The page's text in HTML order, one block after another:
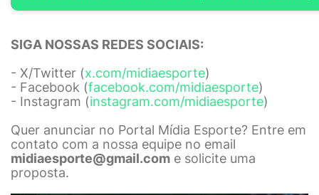
SIGA NOSSAS REDES SOCIAIS:
- X/Twitter (x.com/midiaesporte)
- Facebook (facebook.com/midiaesporte)
- Instagram (instagram.com/midiaesporte)
Quer anunciar no Portal Mídia Esporte? Entre em
contato com a nossa equipe no email
midiaesporte@gmail.com e solicite uma
proposta.